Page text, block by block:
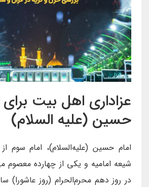
عزاداری اهل بیت برای
حسین (علیه السلام)
امام حسین (علیه‌السلام)، امام سوم از
شیعه امامیه و یکی از چهارده